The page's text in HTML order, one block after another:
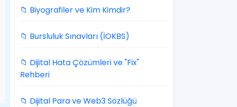
📁 Biyografiler ve Kim Kimdir?
📁 Bursluluk Sınavları (İOKBS)
📁 Dijital Hata Çözümleri ve "Fix"
Rehberi
📁 Dijital Para ve Web3 Sözlüğü